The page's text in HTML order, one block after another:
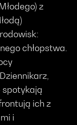
z
chłopstwa.
spotykają
ich z
i